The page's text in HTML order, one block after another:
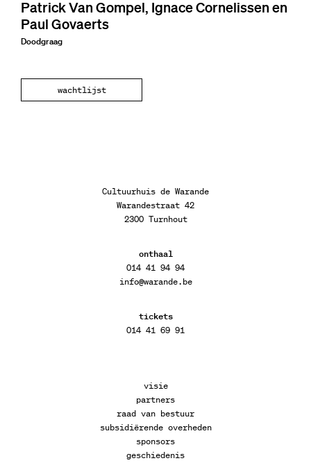
Patrick Van Gompel, Ignace Cornelissen en
Paul Govaerts
Doodgraag
wachtlijst
Cultuurhuis de Warande
Warandestraat 42
2300 Turnhout
onthaal
014 41 94 94
info@warande.be
tickets
014 41 69 91
visie
partners
raad van bestuur
subsidiërende overheden
sponsors
geschiedenis